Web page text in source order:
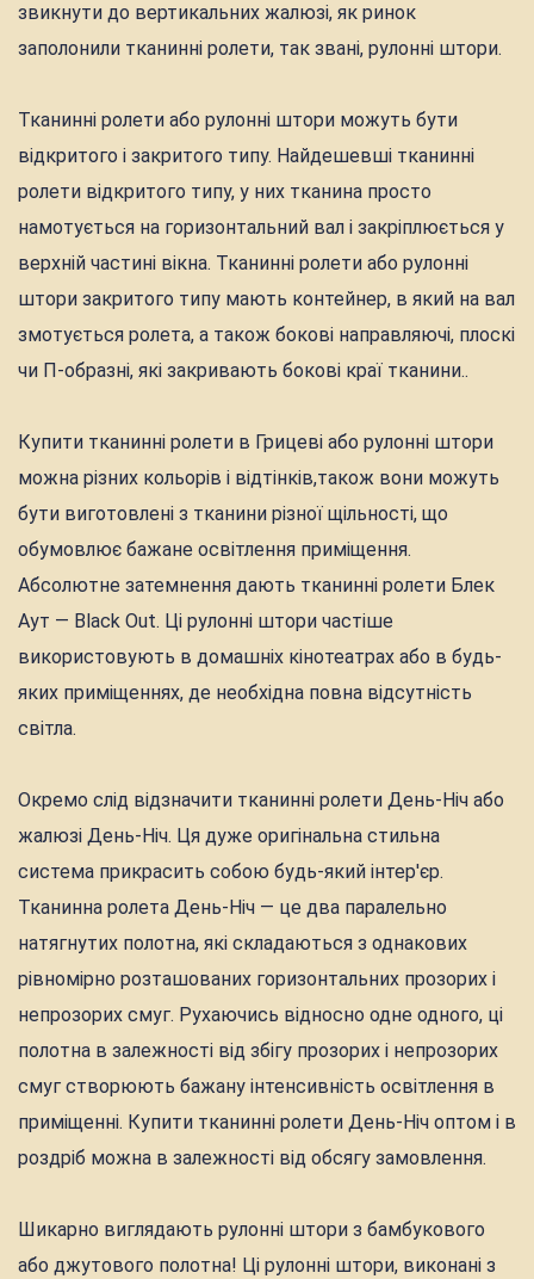
звикнути до вертикальних жалюзі, як ринок
заполонили тканинні ролети, так звані, рулонні штори.
Тканинні ролети або рулонні штори можуть бути
відкритого і закритого типу. Найдешевші тканинні
ролети відкритого типу, у них тканина просто
намотується на горизонтальний вал і закріплюється у
верхній частині вікна. Тканинні ролети або рулонні
штори закритого типу мають контейнер, в який на вал
змотується ролета, а також бокові направляючі, плоскі
чи П-образні, які закривають бокові краї тканини..
Купити тканинні ролети в Грицеві або рулонні штори
можна різних кольорів і відтінків,також вони можуть
бути виготовлені з тканини різної щільності, що
обумовлює бажане освітлення приміщення.
Абсолютне затемнення дають тканинні ролети Блек
Аут — Black Out. Ці рулонні штори частіше
використовують в домашніх кінотеатрах або в будь-
яких приміщеннях, де необхідна повна відсутність
світла.
Окремо слід відзначити тканинні ролети День-Ніч або
жалюзі День-Ніч. Ця дуже оригінальна стильна
система прикрасить собою будь-який інтер'єр.
Тканинна ролета День-Ніч — це два паралельно
натягнутих полотна, які складаються з однакових
рівномірно розташованих горизонтальних прозорих і
непрозорих смуг. Рухаючись відносно одне одного, ці
полотна в залежності від збігу прозорих і непрозорих
смуг створюють бажану інтенсивність освітлення в
приміщенні. Купити тканинні ролети День-Ніч оптом і в
роздріб можна в залежності від обсягу замовлення.
Шикарно виглядають рулонні штори з бамбукового
або джутового полотна! Ці рулонні штори, виконані з